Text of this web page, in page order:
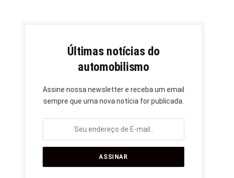
Últimas notícias do
automobilismo
Assine nossa newsletter e receba um email
sempre que uma nova notícia for publicada.